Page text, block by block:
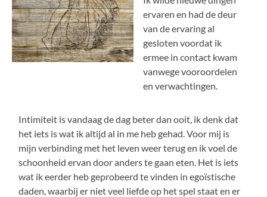
ervaren en had de deur
van de ervaring al
gesloten voordat ik
ermee in contact kwam
vanwege vooroordelen
en verwachtingen.
Intimiteit is vandaag de dag beter dan ooit, ik denk dat
het iets is wat ik altijd al in me heb gehad. Voor mij is
mijn verbinding met het leven weer terug en ik voel de
schoonheid ervan door anders te gaan eten. Het is iets
wat ik eerder heb geprobeerd te vinden in egoïstische
daden, waarbij er niet veel liefde op het spel staat en er